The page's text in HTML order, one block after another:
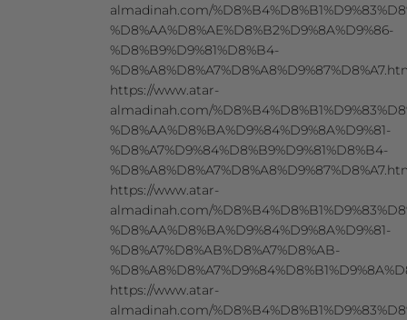
almadinah.com/
%D8%AA%D8%AE%D8%B2%D9%8A%D9%86-
%D8%B9%D9%81%D8%B4-
https://www.atar-
almadinah.com/
%D8%AA%D8%BA%D9%84%D9%8A%D9%81-
%D8%A7%D9%84%D8%B9%D9%81%D8%B4-
https://www.atar-
almadinah.com/
%D8%AA%D8%BA%D9%84%D9%8A%D9%81-
%D8%A7%D8%AB%D8%A7%D8%AB-
https://www.atar-
almadinah.com/